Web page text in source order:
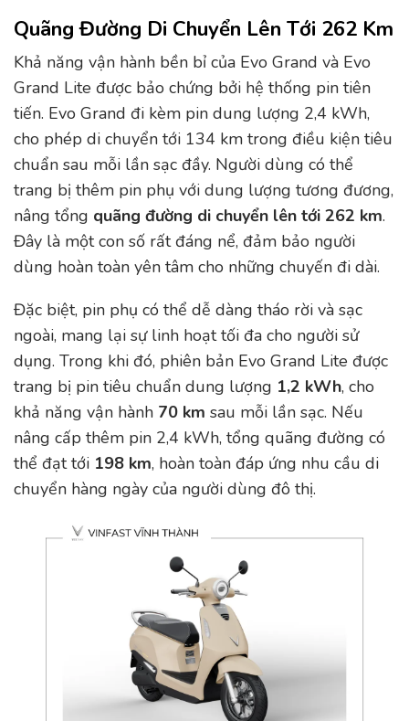
Quãng Đường Di Chuyển Lên Tới 262 Km
Khả năng vận hành bền bỉ của Evo Grand và Evo
Grand Lite được bảo chứng bởi hệ thống pin tiên
tiến. Evo Grand đi kèm pin dung lượng 2,4 kWh,
cho phép di chuyển tới 134 km trong điều kiện tiêu
chuẩn sau mỗi lần sạc đầy. Người dùng có thể
trang bị thêm pin phụ với dung lượng tương đương,
nâng tổng quãng đường di chuyển lên tới 262 km.
Đây là một con số rất đáng nể, đảm bảo người
dùng hoàn toàn yên tâm cho những chuyến đi dài.
Đặc biệt, pin phụ có thể dễ dàng tháo rời và sạc
ngoài, mang lại sự linh hoạt tối đa cho người sử
dụng. Trong khi đó, phiên bản Evo Grand Lite được
trang bị pin tiêu chuẩn dung lượng 1,2 kWh, cho
khả năng vận hành 70 km sau mỗi lần sạc. Nếu
nâng cấp thêm pin 2,4 kWh, tổng quãng đường có
thể đạt tới 198 km, hoàn toàn đáp ứng nhu cầu di
chuyển hàng ngày của người dùng đô thị.